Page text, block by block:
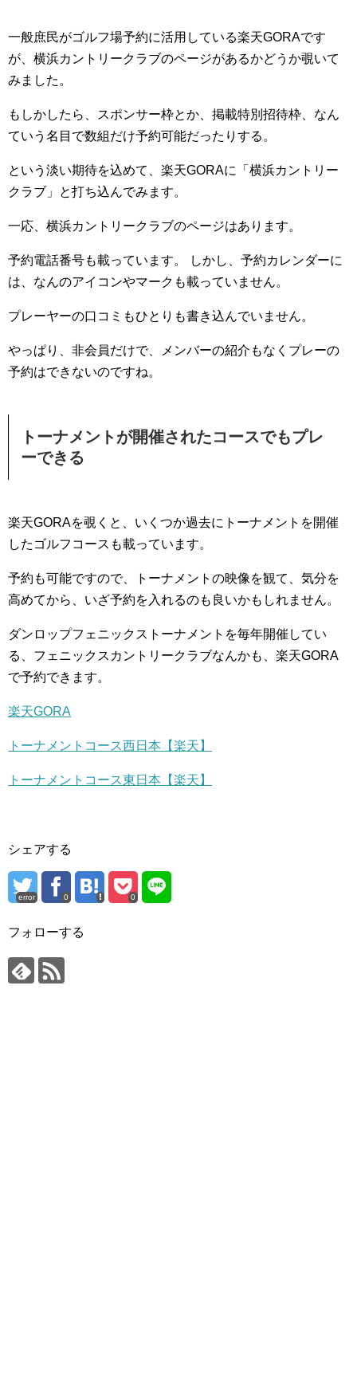
一般庶民がゴルフ場予約に活用している楽天GORAです
が、横浜カントリークラブのページがあるかどうか覗いて
みました。
もしかしたら、スポンサー枠とか、掲載特別招待枠、なん
ていう名目で数組だけ予約可能だったりする。
という淡い期待を込めて、楽天GORAに「横浜カントリー
クラブ」と打ち込んでみます。
一応、横浜カントリークラブのページはあります。
予約電話番号も載っています。 しかし、予約カレンダーに
は、なんのアイコンやマークも載っていません。
プレーヤーの口コミもひとりも書き込んでいません。
やっぱり、非会員だけで、メンバーの紹介もなくプレーの
予約はできないのですね。
トーナメントが開催されたコースでもプレ
ーできる
楽天GORAを覗くと、いくつか過去にトーナメントを開催
したゴルフコースも載っています。
予約も可能ですので、トーナメントの映像を観て、気分を
高めてから、いざ予約を入れるのも良いかもしれません。
ダンロップフェニックストーナメントを毎年開催してい
る、フェニックスカントリークラブなんかも、楽天GORA
で予約できます。
楽天GORA
トーナメントコース西日本【楽天】
トーナメントコース東日本【楽天】
シェアする
error 0 0
フォローする